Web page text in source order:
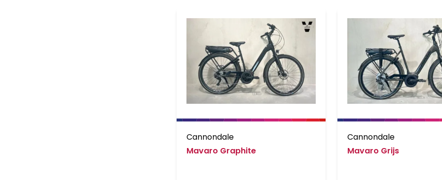
Cannondale
Mavaro Graphite
Cannondale
Mavaro Grijs